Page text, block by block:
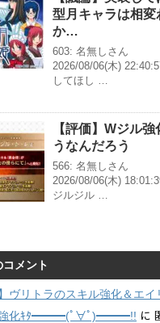
型月キャラは相変
か…
603: 名無しさん
2026/08/06(木)
してほし …
【評価】Wジル強
うなんだろう
566: 名無しさん
2026/08/06(木)
ジルジル …
メント
】ヴリトラのスキル強化＆エイ
強化ｷﾀ━━━(ﾟ∀ﾟ)━━━!! に